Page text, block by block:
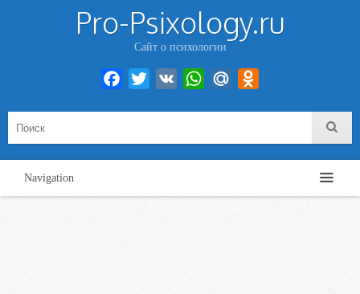
Pro-Psixology.ru
Сайт о психологии
Facebook
Twitter VK WhatsAppMail.Ru
Navigation